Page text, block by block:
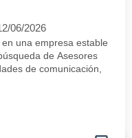
06/2026
una empresa estable
de Asesores
de comunicación,